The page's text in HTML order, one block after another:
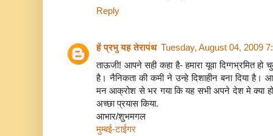
Reply
हें प्रभु यह तेरापंथ Tuesday, August 04, 2009
ताऊजी! आपने सही कहा है- हमारा यूवा दिग्गभ्रमित
है। नैनिकता की कमी ने उन्हे दिशाहीन बना दिया
मन आक्रोश से भर गया कि यह सभी अपने देश मे क्या
अच्छा प्रयास किया.
आभार/शुभमगल
मुम्बई-टाईगर